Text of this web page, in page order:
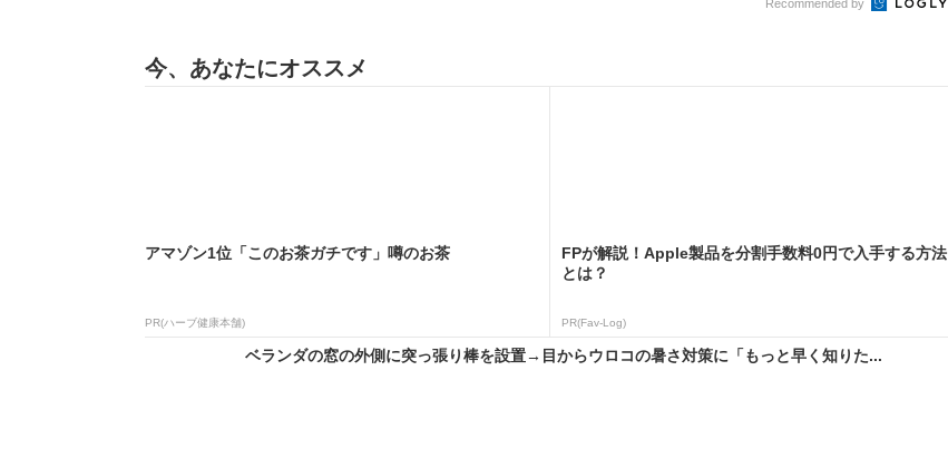
Recommended by
今、あなたにオススメ
アマゾン1位「このお茶ガチです」噂のお茶
PR(ハーブ健康本舗)
FPが解説！Apple製品を分割手数料0円で入手する方法
とは？
PR(Fav-Log)
ベランダの窓の外側に突っ張り棒を設置→目からウロコの暑さ対策に「もっと早く知りた...